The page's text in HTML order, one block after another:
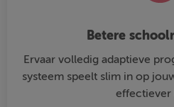
Betere
Ervaar volledig adaptieve
systeem speelt slim in op
effectiever